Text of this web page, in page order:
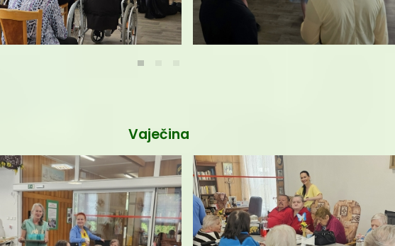
dětí MŠ Kpt. Jaroše "Ke dni matek"